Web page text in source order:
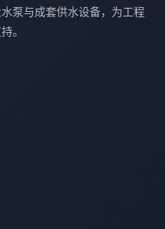
泵与成套供水设备，为工程
。